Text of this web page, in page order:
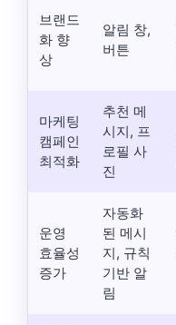
브랜드
화 향
상
알림 창,
버튼
마케팅
캠페인
최적화
추천 메
시지, 프
로필 사
진
운영
효율성
증가
자동화
된 메시
지, 규칙
기반 알
림